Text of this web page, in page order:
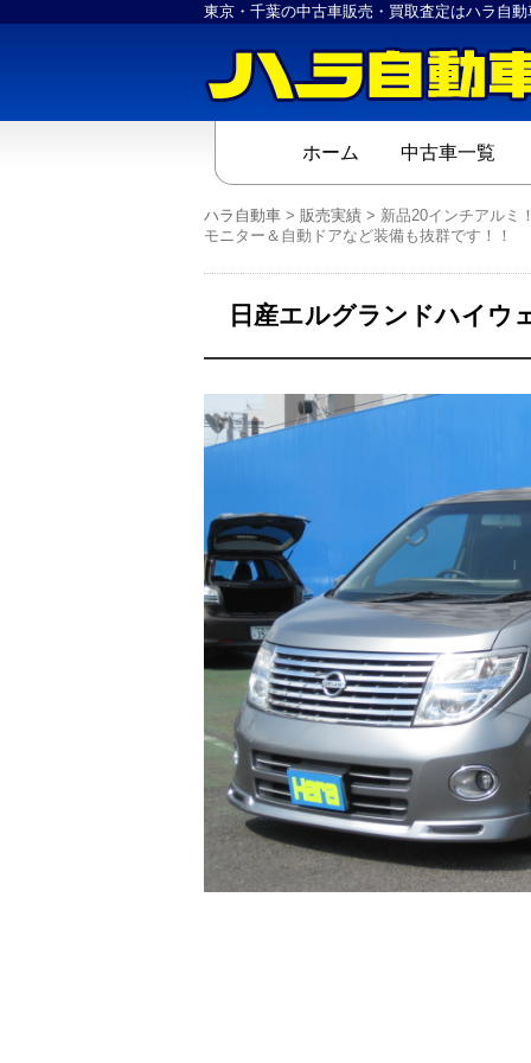
東京・千葉の中古車販売・買取査定はハラ自動
ホーム 中古車一覧
ハラ自動車 > 販売実績 > 新品20インチアルミ
モニター＆自動ドアなど装備も抜群です！！
日産エルグランドハイウ